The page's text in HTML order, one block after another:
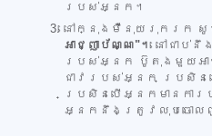
របស់អ្នក។
នៅក្នុងម៉ឺនុយរុករក សូ
អាជ្ញាប័ណ្ណ"។ នៅជាប់នឹ
របស់អ្នក ប៊ូតុងមួយអាច
ជាវរបស់អ្នក ប្រសិនប
ប្រសិនបើអ្នកមានកា
អ្នកនឹងត្រូវលុបចោលពួ